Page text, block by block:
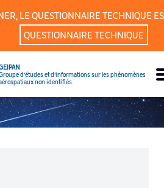
LE QUESTIONNAIRE TECHNIQUE
QUESTIONNAIRE TECHNIQUE
d’études et d’informations sur les phénomènes
non identifiés.